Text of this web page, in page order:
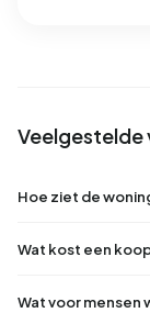
Veelgestelde
Hoe ziet de
Wat kost een
Wat voor mensen